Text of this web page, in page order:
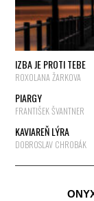
IZBA JE PROTI TEBE
ROXOLANA ŽARKOVA
PIARGY
FRANTIŠEK ŠVANTNER
KAVIAREŇ LÝRA
DOBROSLAV CHROBÁK